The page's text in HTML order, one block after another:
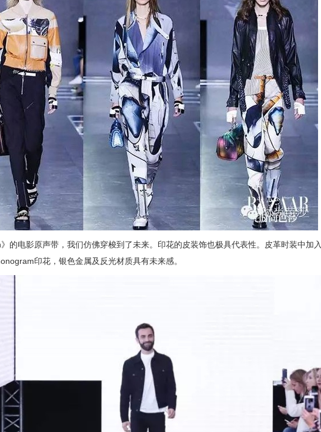
的电影原声带，我们仿佛穿梭到了未来。印花的皮装饰也极具代表性。皮革时装中加入
印花，银色金属及反光材质具有未来感。